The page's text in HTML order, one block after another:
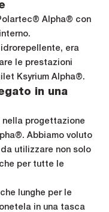
Alpha® con
era
le prestazioni
Ksyrium Alpha®.
in una
progettazione
Abbiamo voluto
utilizzare non solo
per tutte le
lunghe per le
in una tasca